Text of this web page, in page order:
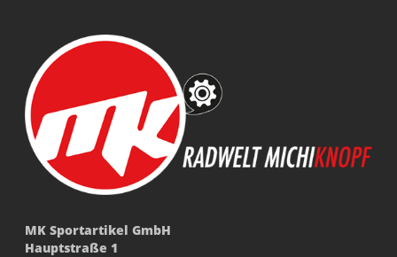
MK Sportartikel GmbH
Hauptstraße 1